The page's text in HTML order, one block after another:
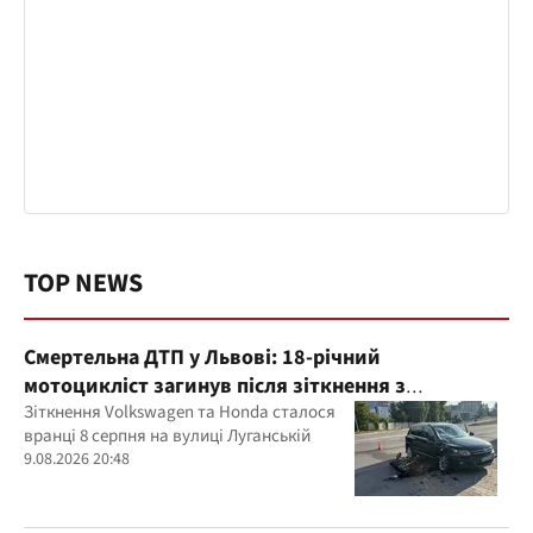
TOP NEWS
Смертельна ДТП у Львові: 18-річний
мотоцикліст загинув після зіткнення з
Volkswagen
Зіткнення Volkswagen та Honda сталося
вранці 8 серпня на вулиці Луганській
9.08.2026 20:48